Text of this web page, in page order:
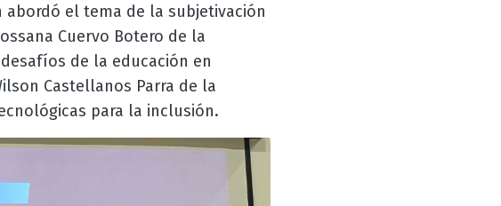
abordó el tema de la subjetivación
Cuervo Botero de la
de la educación en
Castellanos Parra de la
para la inclusión.